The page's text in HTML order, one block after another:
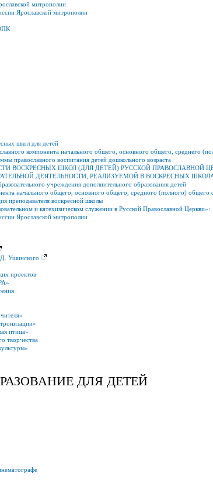
митрополии
Ярославской митрополии
школ для детей
компонента начального общего, основного общего, среднего
православного воспитания детей дошкольного возраста
ВОСКРЕСНЫХ ШКОЛ (ДЛЯ ДЕТЕЙ) РУССКОЙ ПРАВОСЛАВНОЙ
ДЕЯТЕЛЬНОСТИ, РЕАЛИЗУЕМОЙ В ВОСКРЕСНЫХ
учреждения дополнительного образования детей
начального общего, основного общего, средного (полного) общего
преподавателя воскресной школы
и катехизическом служении в Русской Православной Церкви»:
Ярославской митрополии
Ушинского
проектов
птица»
творчества
ДЛЯ ДЕТЕЙ